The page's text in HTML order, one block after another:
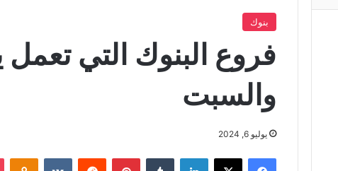
بنوك
فروع البنوك التي
والسبت
يوليو 6, 2024
فيسبوك لينكدإن بينتيريست